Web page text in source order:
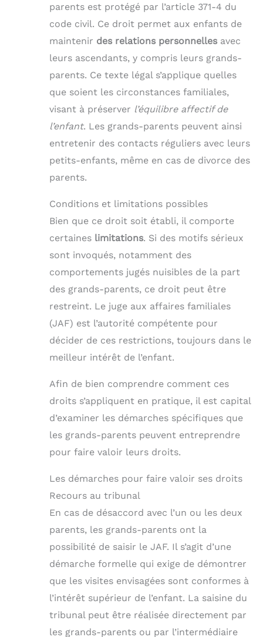
parents est protégé par l’article 371-4 du
code civil. Ce droit permet aux enfants de
maintenir des relations personnelles avec
leurs ascendants, y compris leurs grands-
parents. Ce texte légal s’applique quelles
que soient les circonstances familiales,
visant à préserver l’équilibre affectif de
l’enfant. Les grands-parents peuvent ainsi
entretenir des contacts réguliers avec leurs
petits-enfants, même en cas de divorce des
parents.
Conditions et limitations possibles
Bien que ce droit soit établi, il comporte
certaines limitations. Si des motifs sérieux
sont invoqués, notamment des
comportements jugés nuisibles de la part
des grands-parents, ce droit peut être
restreint. Le juge aux affaires familiales
(JAF) est l’autorité compétente pour
décider de ces restrictions, toujours dans le
meilleur intérêt de l’enfant.
Afin de bien comprendre comment ces
droits s’appliquent en pratique, il est capital
d’examiner les démarches spécifiques que
les grands-parents peuvent entreprendre
pour faire valoir leurs droits.
Les démarches pour faire valoir ses droits
Recours au tribunal
En cas de désaccord avec l’un ou les deux
parents, les grands-parents ont la
possibilité de saisir le JAF. Il s’agit d’une
démarche formelle qui exige de démontrer
que les visites envisagées sont conformes à
l’intérêt supérieur de l’enfant. La saisine du
tribunal peut être réalisée directement par
les grands-parents ou par l’intermédiaire